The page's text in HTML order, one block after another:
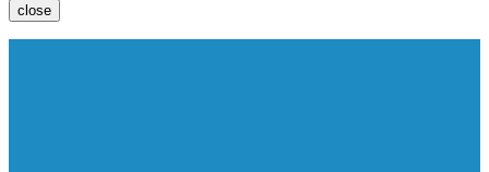
close